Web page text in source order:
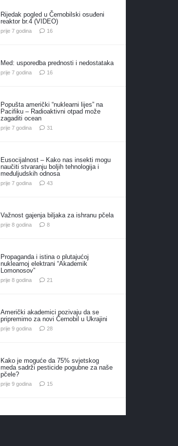
Rijedak pogled u Černobilski osuđeni
reaktor br.4 (VIDEO)
prije 7 godina 16komentara
Med: usporedba prednosti i nedostataka
prije 7 godina 16komentara
Popušta američki “nuklearni lijes” na
Pacifiku – Radioaktivni otpad može
zagaditi ocean
prije 7 godina 31
Eusocijalnost – Kako nas insekti mogu
naučiti stvaranju boljih tehnologija i
međuljudskih odnosa
prije 7 godina 43komentara
Važnost gajenja biljaka za ishranu pčela
prije 8 godina 8komentara
Propaganda i istina o plutajućoj
nuklearnoj elektrani “Akademik
Lomonosov”
prije 8 godina 21
Američki akademici pozivaju da se
pripremimo za novi Černobil u Ukrajini
prije 9 godina 28komentara
Kako je moguće da 75% svjetskog
meda sadrži pesticide pogubne za naše
pčele?
prije 9 godina 15komentara